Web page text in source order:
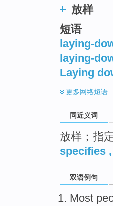
放样
短语
laying-
laying-
Laying
更多网络短语
同近义词
放样；指
specifies ,
双语例句
Most